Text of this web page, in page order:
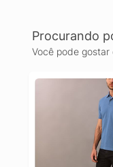
Procurando
Você pode